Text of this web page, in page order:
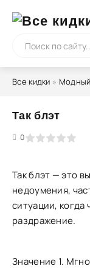
Все кидки »
Так блэт
0
Так блэт — это
недоумения,
ситуации, когда
раздражение.
Значение 1.